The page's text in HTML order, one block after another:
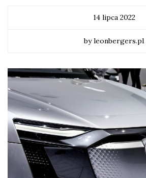
14 lipca 2022
by leonbergers.pl